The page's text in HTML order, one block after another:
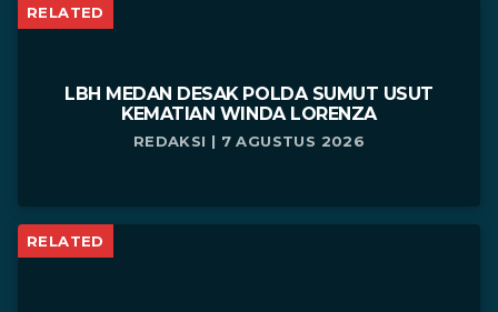
RELATED
LBH MEDAN DESAK POLDA SUMUT USUT
KEMATIAN WINDA LORENZA
REDAKSI | 7 AGUSTUS 2026
RELATED